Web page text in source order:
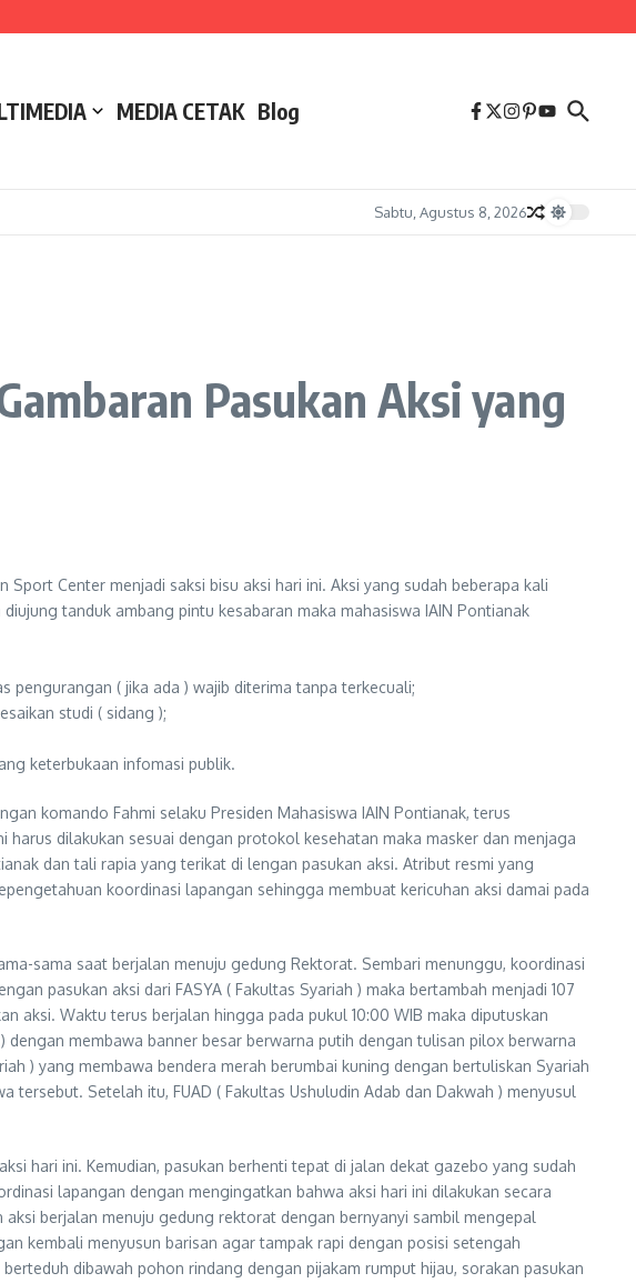
MEDIA CETAK Blog
Sabtu, Agustus 8, 2026
Pasukan Aksi yang
Center menjadi saksi bisu aksi hari ini. Aksi yang sudah beberapa kali
tanduk ambang pintu kesabaran maka mahasiswa IAIN Pontianak
pengurangan ( jika ada ) wajib diterima tanpa terkecuali;
studi ( sidang );
keterbukaan infomasi publik.
komando Fahmi selaku Presiden Mahasiswa IAIN Pontianak, terus
dilakukan sesuai dengan protokol kesehatan maka masker dan menjaga
dan tali rapia yang terikat di lengan pasukan aksi. Atribut resmi yang
koordinasi lapangan sehingga membuat kericuhan aksi damai pada
sama saat berjalan menuju gedung Rektorat. Sembari menunggu, koordinasi
pasukan aksi dari FASYA ( Fakultas Syariah ) maka bertambah menjadi 107
aksi. Waktu terus berjalan hingga pada pukul 10:00 WIB maka diputuskan
dengan membawa banner besar berwarna putih dengan tulisan pilox berwarna
) yang membawa bendera merah berumbai kuning dengan bertuliskan Syariah
Setelah itu, FUAD ( Fakultas Ushuludin Adab dan Dakwah ) menyusul
hari ini. Kemudian, pasukan berhenti tepat di jalan dekat gazebo yang sudah
lapangan dengan mengingatkan bahwa aksi hari ini dilakukan secara
berjalan menuju gedung rektorat dengan bernyanyi sambil mengepal
kembali menyusun barisan agar tampak rapi dengan posisi setengah
dibawah pohon rindang dengan pijakam rumput hijau, sorakan pasukan